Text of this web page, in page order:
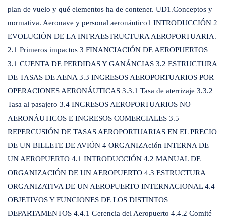
plan de vuelo y qué elementos ha de contener. UD1.Conceptos y
normativa. Aeronave y personal aeronáutico1 INTRODUCCIÓN 2
EVOLUCIÓN DE LA INFRAESTRUCTURA AEROPORTUARIA.
2.1 Primeros impactos 3 FINANCIACIÓN DE AEROPUERTOS
3.1 CUENTA DE PERDIDAS Y GANÁNCIAS 3.2 ESTRUCTURA
DE TASAS DE AENA 3.3 INGRESOS AEROPORTUARIOS POR
OPERACIONES AERONÁUTICAS 3.3.1 Tasa de aterrizaje 3.3.2
Tasa al pasajero 3.4 INGRESOS AEROPORTUARIOS NO
AERONÁUTICOS E INGRESOS COMERCIALES 3.5
REPERCUSIÓN DE TASAS AEROPORTUARIAS EN EL PRECIO
DE UN BILLETE DE AVIÓN 4 ORGANIZAción INTERNA DE
UN AEROPUERTO 4.1 INTRODUCCIÓN 4.2 MANUAL DE
ORGANIZACIÓN DE UN AEROPUERTO 4.3 ESTRUCTURA
ORGANIZATIVA DE UN AEROPUERTO INTERNACIONAL 4.4
OBJETIVOS Y FUNCIONES DE LOS DISTINTOS
DEPARTAMENTOS 4.4.1 Gerencia del Aeropuerto 4.4.2 Comité